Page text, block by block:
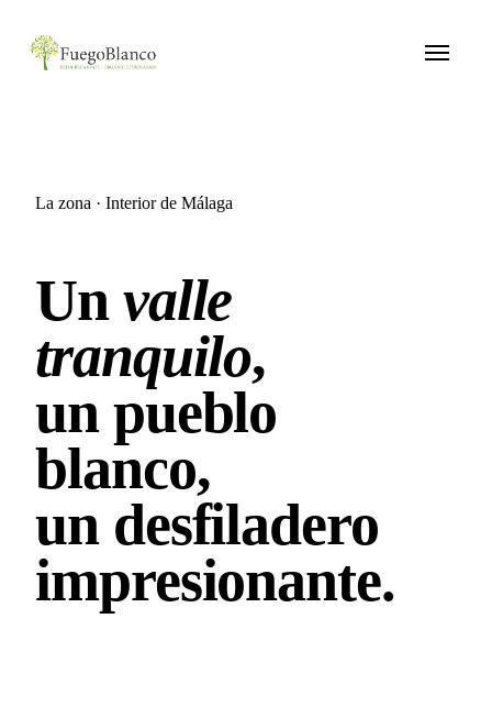
La zona · Interior de Málaga
Un valle
tranquilo,
un pueblo
blanco,
un desfiladero
impresionante.